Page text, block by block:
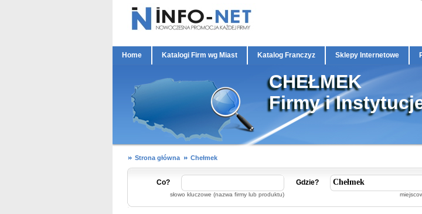
Home Katalogi Firm wg Miast Katalog Franczyz Sklepy Internetowe
CHEŁMEK
Firmy i
Strona główna Chełmek
Co?
słowo kluczowe (nazwa firmy lub produktu)
Gdzie?